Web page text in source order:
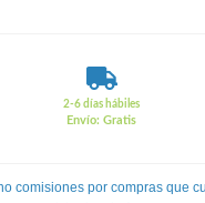
2-6 días hábiles
Envío: Gratis
comisiones por compras que